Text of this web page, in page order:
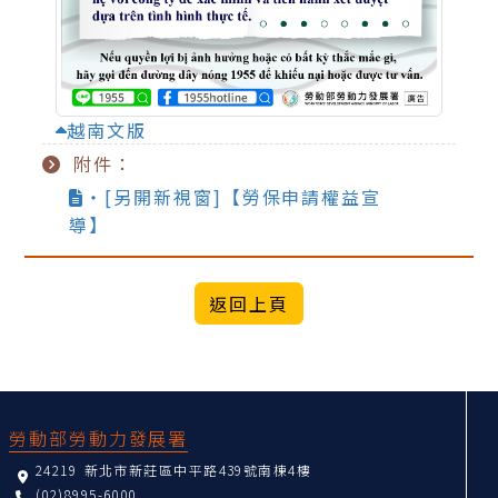
越南文版
附件：
‧[另開新視窗]【勞保申請權益宣
導】
勞動部勞動力發展署
24219 新北市新莊區中平路439號南棟4樓
(02)8995-6000